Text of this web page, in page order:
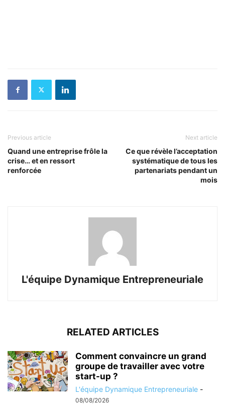
Previous article
Quand une entreprise frôle la
crise… et en ressort
renforcée
Next article
Ce que révèle l’acceptation
systématique de tous les
partenariats pendant un
mois
L'équipe Dynamique Entrepreneuriale
RELATED ARTICLES
Comment convaincre un grand
groupe de travailler avec votre
start-up ?
L'équipe Dynamique Entrepreneuriale -
08/08/2026